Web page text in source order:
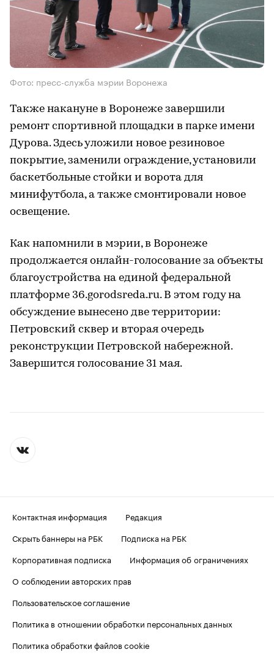
Фото: пресс-служба мэрии Воронежа
Также накануне в Воронеже завершили
ремонт спортивной площадки в парке имени
Дурова. Здесь уложили новое резиновое
покрытие, заменили ограждение, установили
баскетбольные стойки и ворота для
минифутбола, а также смонтировали новое
освещение.
Как напомнили в мэрии, в Воронеже
продолжается онлайн-голосование за объекты
благоустройства на единой федеральной
платформе 36.gorodsreda.ru. В этом году на
обсуждение вынесено две территории:
Петровский сквер и вторая очередь
реконструкции Петровской набережной.
Завершится голосование 31 мая.
Контактная информация
Редакция
Скрыть баннеры на РБК
Подписка на РБК
Корпоративная подписка
Информация об ограничениях
О соблюдении авторских прав
Пользовательское соглашение
Политика в отношении обработки персональных данных
Политика обработки файлов cookie